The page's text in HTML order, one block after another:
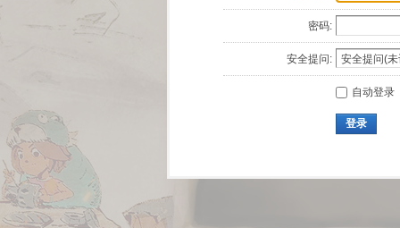
密码:
安全提问:
自动登录
登录